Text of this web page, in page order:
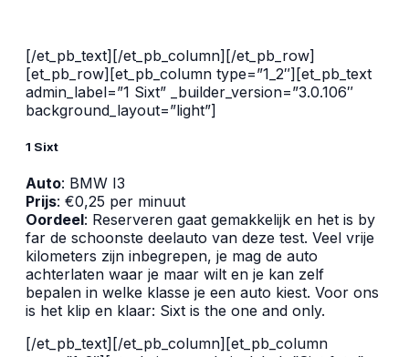
[/et_pb_text][/et_pb_column][/et_pb_row]
[et_pb_row][et_pb_column type=”1_2″][et_pb_text
admin_label=”1 Sixt” _builder_version=”3.0.106″
background_layout=”light”]
1 Sixt
Auto: BMW I3
Prijs: €0,25 per minuut
Oordeel: Reserveren gaat gemakkelijk en het is by
far de schoonste deelauto van deze test. Veel vrije
kilometers zijn inbegrepen, je mag de auto
achterlaten waar je maar wilt en je kan zelf
bepalen in welke klasse je een auto kiest. Voor ons
is het klip en klaar: Sixt is the one and only.
[/et_pb_text][/et_pb_column][et_pb_column